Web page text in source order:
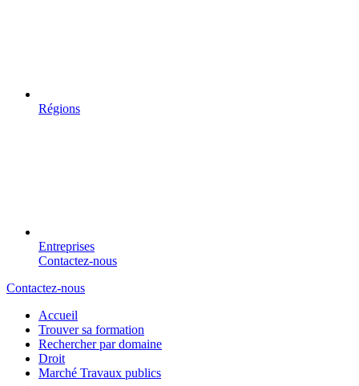
Régions
Entreprises
Contactez-nous
Contactez-nous
Accueil
Trouver sa formation
Rechercher par domaine
Droit
Marché Travaux publics